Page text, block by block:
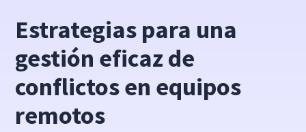
Estrategias para una
gestión eficaz de
conflictos en equipos
remotos